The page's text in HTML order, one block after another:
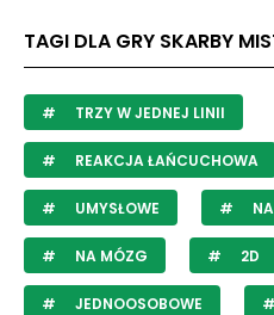
TAGI DLA GRY SKARBY
TRZY W JEDNEJ LINII
REAKCJA ŁAŃCUCHOWA
UMYSŁOWE
NA MÓZG 2D
JEDNOOSOBOWE